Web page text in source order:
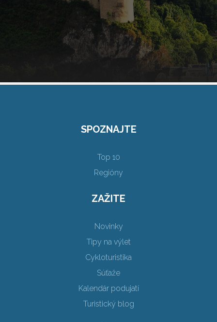
SPOZNAJTE
Top 10
Regióny
ZAŽITE
Novinky
Tipy na výlet
Cykloturistika
Súťaže
Kalendár podujatí
Turistický blog